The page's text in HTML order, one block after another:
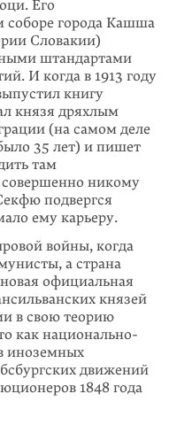
Его
соборе города Кашша
Словакии)
штан­дартами
И когда в 1913 году
книгу
князя дрях­лым
(на самом деле
35 лет) и пишет
там
никому
подвергся
ему карьеру.
войны, когда
а страна
официальная
князей
в свою теорию
как национально-
иноземных
движений
1848 года